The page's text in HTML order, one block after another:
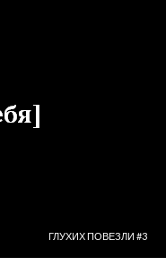
ГЛУХИХ ПОВЕЗЛИ #3